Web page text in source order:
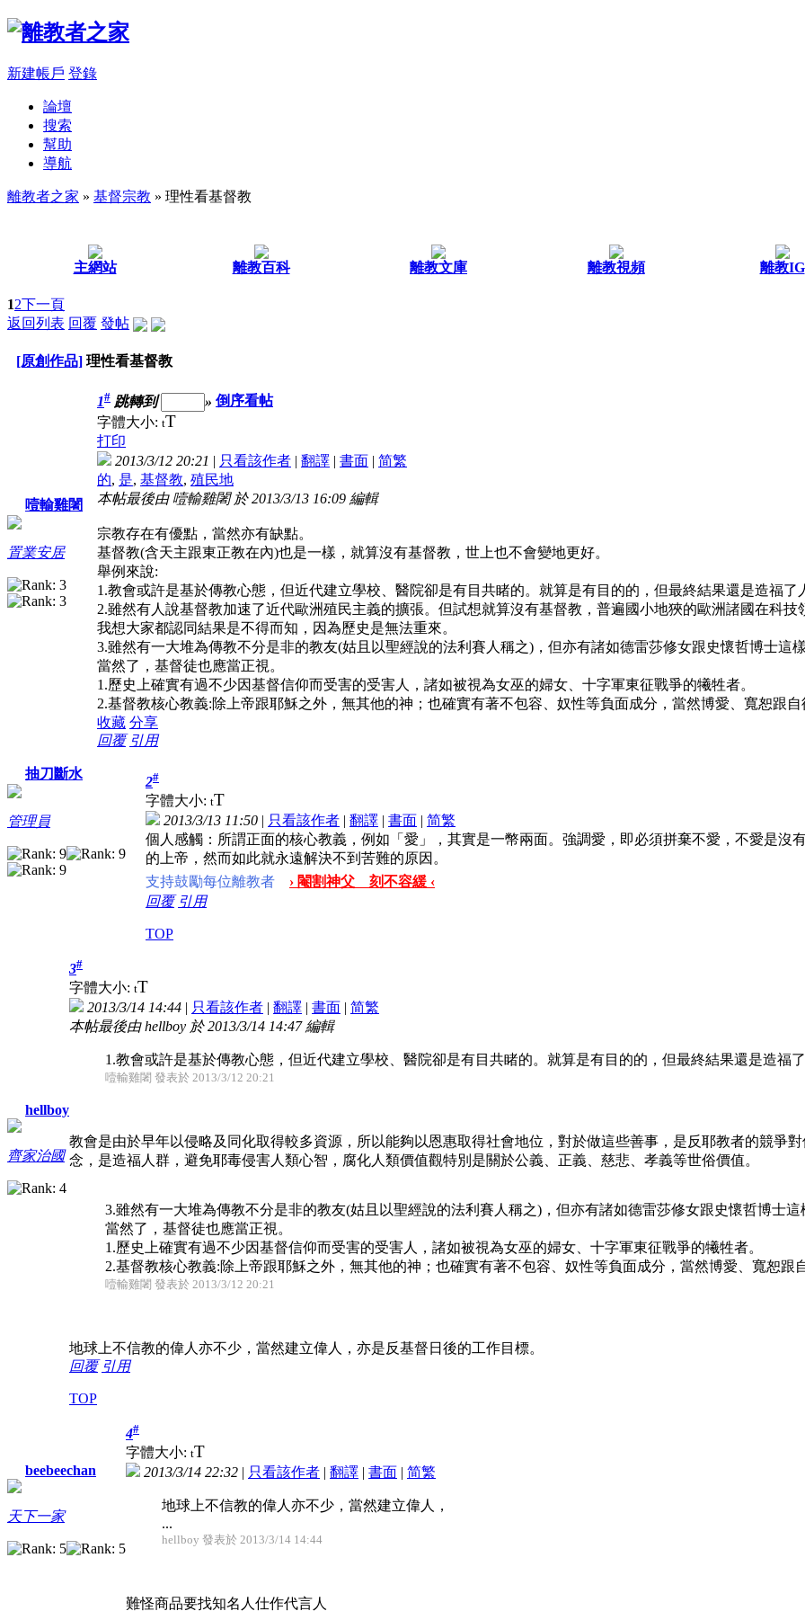
新建帳戶 登錄
論壇
搜索
幫助
導航
離教者之家 » 基督宗教 » 理性看基督教
主網站 離教百科 離教文庫 離教視頻 離教IG
12下一頁
返回列表 回覆 發帖
[原創作品] 理性看基督教
噎輸雞闍
置業安居
1# 跳轉到 » 倒序看帖
字體大小: tT
打印
2013/3/12 20:21 | 只看該作者 | 翻譯 | 書面 | 简繁
的, 是, 基督教, 殖民地
本帖最後由 噎輸雞闍 於 2013/3/13 16:09 編輯
宗教存在有優點，當然亦有缺點。
基督教(含天主跟東正教在內)也是一樣，就算沒有基督教，世上也不會變地更好。
舉例來說:
1.教會或許是基於傳教心態，但近代建立學校、醫院卻是有目共睹的。就算是有目的的，但最終結果還是造福了
2.雖然有人說基督教加速了近代歐洲殖民主義的擴張。但試想就算沒有基督教，普遍國小地狹的歐洲諸國在科
我想大家都認同結果是不得而知，因為歷史是無法重來。
3.雖然有一大堆為傳教不分是非的教友(姑且以聖經說的法利賽人稱之)，但亦有諸如德雷莎修女跟史懷哲博士這
當然了，基督徒也應當正視。
1.歷史上確實有過不少因基督信仰而受害的受害人，諸如被視為女巫的婦女、十字軍東征戰爭的犧牲者。
2.基督教核心教義:除上帝跟耶穌之外，無其他的神；也確實有著不包容、奴性等負面成分，當然博愛、寬恕跟
收藏 分享
回覆 引用
抽刀斷水
管理員
2#
字體大小: tT
2013/3/13 11:50 | 只看該作者 | 翻譯 | 書面 | 简繁
個人感觸：所謂正面的核心教義，例如「愛」，其實是一幣兩面。強調愛，即必須拼棄不愛，不愛是沒
的上帝，然而如此就永遠解決不到苦難的原因。
支持鼓勵每位離教者
› 閹割神父 刻不容緩 ‹
回覆 引用
TOP
hellboy
齊家治國
3#
字體大小: tT
2013/3/14 14:44 | 只看該作者 | 翻譯 | 書面 | 简繁
本帖最後由 hellboy 於 2013/3/14 14:47 編輯
1.教會或許是基於傳教心態，但近代建立學校、醫院卻是有目共睹的。就算是有目的的，但最終結果還是造福
噎輸雞闍 發表於 2013/3/12 20:21
教會是由於早年以侵略及同化取得較多資源，所以能夠以恩惠取得社會地位，對於做這些善事，是反耶教者的競爭
念，是造福人群，避免耶毒侵害人類心智，腐化人類價值觀特別是關於公義、正義、慈悲、孝義等世俗價值。
3.雖然有一大堆為傳教不分是非的教友(姑且以聖經說的法利賽人稱之)，但亦有諸如德雷莎修女跟史懷哲博士
當然了，基督徒也應當正視。
1.歷史上確實有過不少因基督信仰而受害的受害人，諸如被視為女巫的婦女、十字軍東征戰爭的犧牲者。
2.基督教核心教義:除上帝跟耶穌之外，無其他的神；也確實有著不包容、奴性等負面成分，當然博愛、寬恕跟
噎輸雞闍 發表於 2013/3/12 20:21
地球上不信教的偉人亦不少，當然建立偉人，亦是反基督日後的工作目標。
回覆 引用
TOP
beebeechan
天下一家
4#
字體大小: tT
2013/3/14 22:32 | 只看該作者 | 翻譯 | 書面 | 简繁
地球上不信教的偉人亦不少，當然建立偉人，
...
hellboy 發表於 2013/3/14 14:44
難怪商品要找知名人仕作代言人